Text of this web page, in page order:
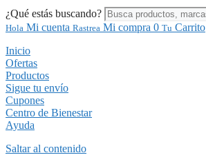
¿Qué estás buscando?
Hola Mi cuenta Rastrea Mi compra 0 Tu Carrito
Inicio
Ofertas
Productos
Sigue tu envío
Cupones
Centro de Bienestar
Ayuda
Saltar al contenido